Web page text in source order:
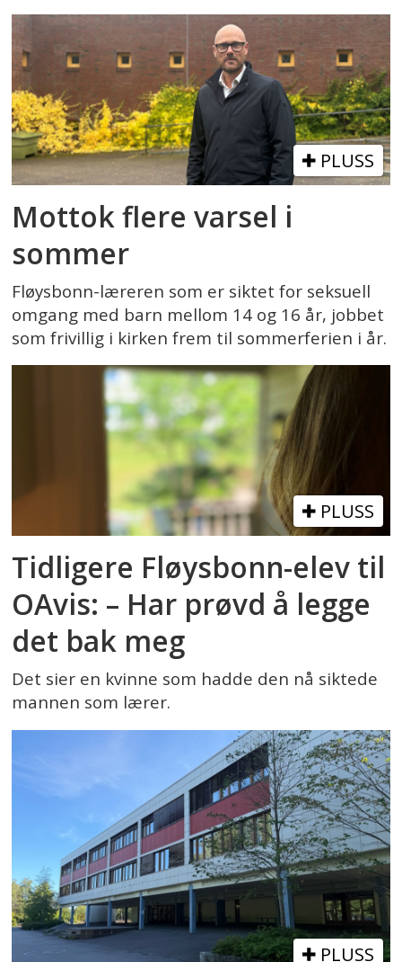
PLUSS
Mottok flere varsel i
sommer
Fløysbonn-læreren som er siktet for seksuell
omgang med barn mellom 14 og 16 år, jobbet
som frivillig i kirken frem til sommerferien i år.
PLUSS
Tidligere Fløysbonn-elev til
OAvis: – Har prøvd å legge
det bak meg
Det sier en kvinne som hadde den nå siktede
mannen som lærer.
PLUSS